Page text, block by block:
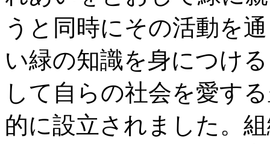
うと同時にその活動を
い緑の知識を身につけ
して自らの社会を愛す
的に設立されました。